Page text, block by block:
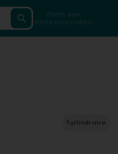
Fannt een
Professionnellen
Itinéraire